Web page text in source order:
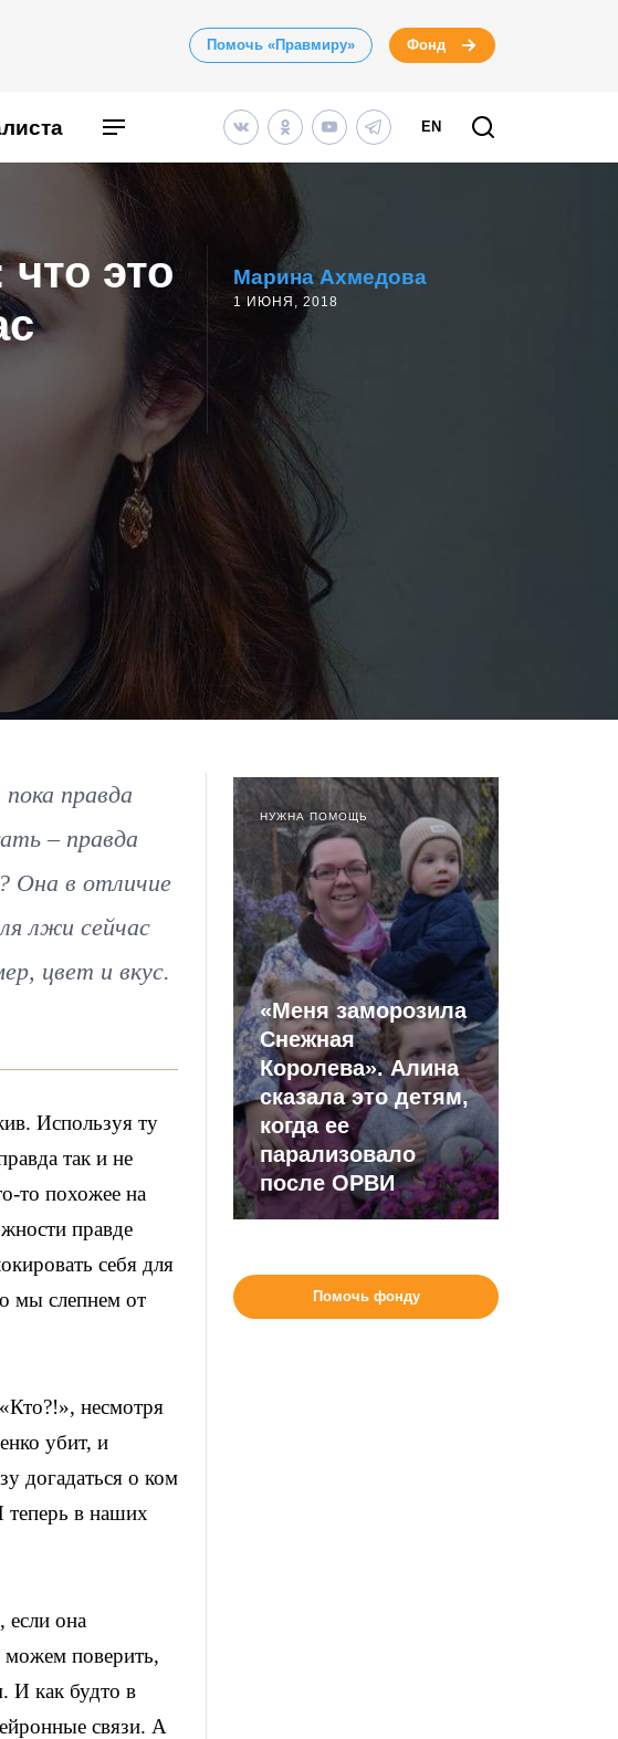
Помочь «Правмиру» Фонд
EN
это
Марина Ахмедова
1 ИЮНЯ, 2018
правда
– правда
Она в отличие
лжи сейчас
цвет и вкус.
Используя ту
так и не
то похожее на
правде
себя для
мы слепнем от
несмотря
убит, и
догадаться о ком
в наших
если она
можем поверить,
И как будто в
связи. А
НУЖНА ПОМОЩЬ
«Меня заморозила
Снежная
Королева». Алина
сказала это детям,
когда ее
парализовало
после ОРВИ
Помочь фонду